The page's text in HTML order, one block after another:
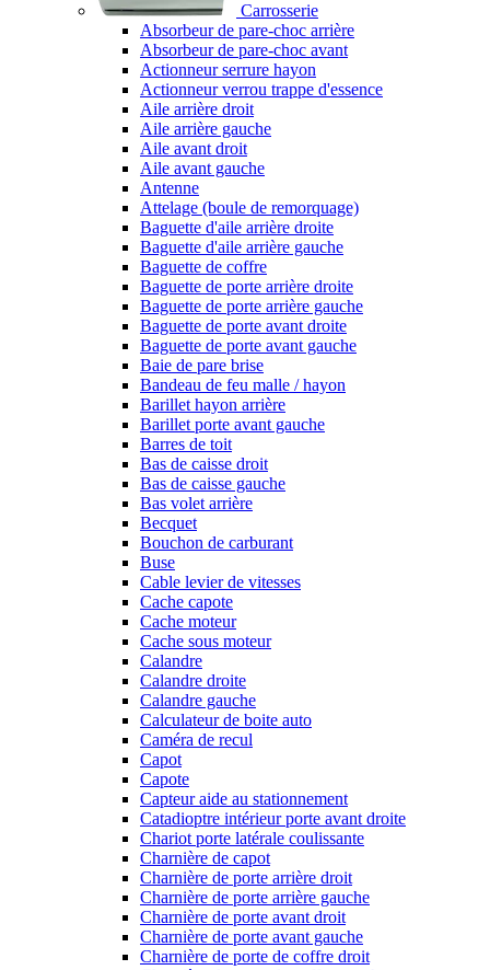
Carrosserie
Absorbeur de pare-choc arrière
Absorbeur de pare-choc avant
Actionneur serrure hayon
Actionneur verrou trappe d'essence
Aile arrière droit
Aile arrière gauche
Aile avant droit
Aile avant gauche
Antenne
Attelage (boule de remorquage)
Baguette d'aile arrière droite
Baguette d'aile arrière gauche
Baguette de coffre
Baguette de porte arrière droite
Baguette de porte arrière gauche
Baguette de porte avant droite
Baguette de porte avant gauche
Baie de pare brise
Bandeau de feu malle / hayon
Barillet hayon arrière
Barillet porte avant gauche
Barres de toit
Bas de caisse droit
Bas de caisse gauche
Bas volet arrière
Becquet
Bouchon de carburant
Buse
Cable levier de vitesses
Cache capote
Cache moteur
Cache sous moteur
Calandre
Calandre droite
Calandre gauche
Calculateur de boite auto
Caméra de recul
Capot
Capote
Capteur aide au stationnement
Catadioptre intérieur porte avant droite
Chariot porte latérale coulissante
Charnière de capot
Charnière de porte arrière droit
Charnière de porte arrière gauche
Charnière de porte avant droit
Charnière de porte avant gauche
Charnière de porte de coffre droit